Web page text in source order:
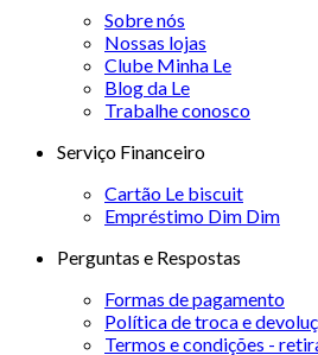
Sobre nós
Nossas lojas
Clube Minha Le
Blog da Le
Trabalhe conosco
Serviço Financeiro
Cartão Le biscuit
Empréstimo Dim Dim
Perguntas e Respostas
Formas de pagamento
Política de troca e
Termos e condições -